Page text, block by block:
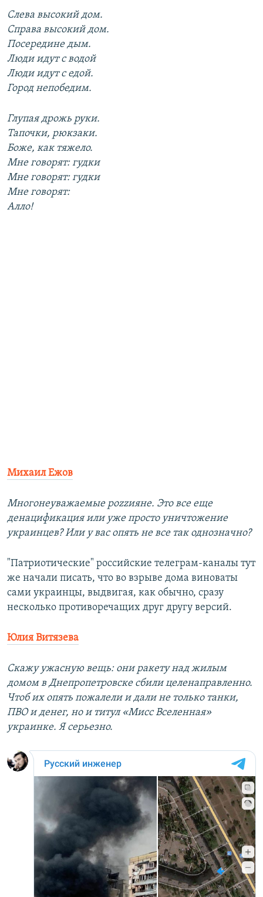
Слева высокий дом.
Справа высокий дом.
Посередине дым.
Люди идут с водой
Люди идут с едой.
Город непобедим.
Глупая дрожь руки.
Тапочки, рюкзаки.
Боже, как тяжело.
Мне говорят: гудки
Мне говорят: гудки
Мне говорят:
Алло!
Михаил Ежов
Многонеуважаемые роzzияне. Это все еще
денацификация или уже просто уничтожение
украинцев? Или у вас опять не все так однозначно?
"Патриотические" российские телеграм-каналы тут
же начали писать, что во взрыве дома виноваты
сами украинцы, выдвигая, как обычно, сразу
несколько противоречащих друг другу версий.
Юлия Витязева
Скажу ужасную вещь: они ракету над жилым
домом в Днепропетровске сбили целенаправленно.
Чтоб их опять пожалели и дали не только танки,
ПВО и денег, но и титул «Мисс Вселенная»
украинке. Я серьезно.